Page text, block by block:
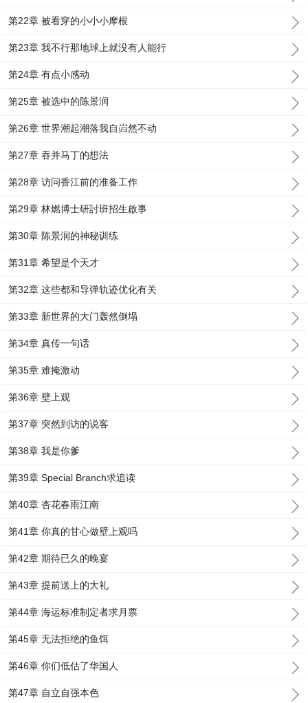
第22章 被看穿的小小小摩根
第23章 我不行那地球上就没有人能行
第24章 有点小感动
第25章 被选中的陈景润
第26章 世界潮起潮落我自岿然不动
第27章 吞并马丁的想法
第28章 访问香江前的准备工作
第29章 林燃博士研討班招生啟事
第30章 陈景润的神秘训练
第31章 希望是个天才
第32章 这些都和导弹轨迹优化有关
第33章 新世界的大门轰然倒塌
第34章 真传一句话
第35章 难掩激动
第36章 壁上观
第37章 突然到访的说客
第38章 我是你爹
第39章 Special Branch求追读
第40章 杏花春雨江南
第41章 你真的甘心做壁上观吗
第42章 期待已久的晚宴
第43章 提前送上的大礼
第44章 海运标准制定者求月票
第45章 无法拒绝的鱼饵
第46章 你们低估了华国人
第47章 自立自强本色